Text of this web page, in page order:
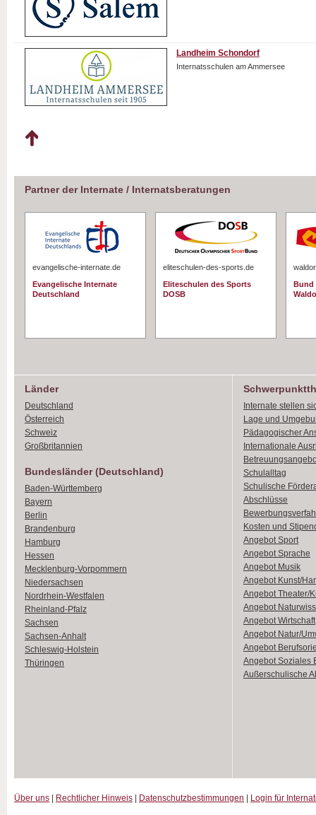
Landheim Schondorf
Internatsschulen am Ammersee
Partner der Internate / Internatsberatungen
evangelische-internate.de
Evangelische Internate
Deutschland
eliteschulen-des-sports.de
Eliteschulen des Sports
DOSB
Bund
Länder
Deutschland
Österreich
Schweiz
Großbritannien
Bundesländer (Deutschland)
Baden-Württemberg
Bayern
Berlin
Brandenburg
Hamburg
Hessen
Mecklenburg-Vorpommern
Niedersachsen
Nordrhein-Westfalen
Rheinland-Pfalz
Sachsen
Sachsen-Anhalt
Schleswig-Holstein
Thüringen
Internate stellen
Lage und
Pädagogischer
Internationale
Schulalltag
Schulische
Abschlüsse
Kosten und
Angebot Sport
Angebot Sprache
Angebot Musik
Angebot Kunst/
Angebot Theater/
Angebot
Angebot Wirtschaft
Angebot Natur/
Angebot
Angebot Soziales
Außerschulische
Über uns Rechtlicher Hinweis Datenschutzbestimmungen Login für